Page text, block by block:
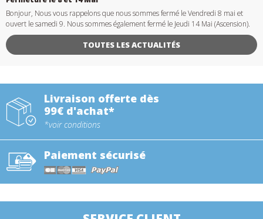
Bonjour, Nous vous rappelons que nous sommes fermé le Vendredi 8 mai et
ouvert le samedi 9. Nous sommes également fermé le Jeudi 14 Mai (Ascension).
TOUTES LES ACTUALITÉS
Livraison offerte dès
99€ d'achat*
*voir conditions
Paiement sécurisé